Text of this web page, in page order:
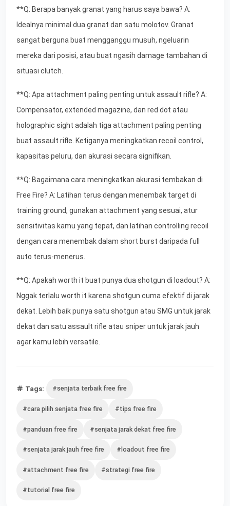
**Q: Berapa banyak granat yang harus saya bawa? A:
Idealnya minimal dua granat dan satu molotov. Granat
sangat berguna buat mengganggu musuh, ngeluarin
mereka dari posisi, atau buat ngasih damage tambahan di
situasi clutch.
**Q: Apa attachment paling penting untuk assault rifle? A:
Compensator, extended magazine, dan red dot atau
holographic sight adalah tiga attachment paling penting
buat assault rifle. Ketiganya meningkatkan recoil control,
kapasitas peluru, dan akurasi secara signifikan.
**Q: Bagaimana cara meningkatkan akurasi tembakan di
Free Fire? A: Latihan terus dengan menembak target di
training ground, gunakan attachment yang sesuai, atur
sensitivitas kamu yang tepat, dan latihan controlling recoil
dengan cara menembak dalam short burst daripada full
auto terus-menerus.
**Q: Apakah worth it buat punya dua shotgun di loadout? A:
Nggak terlalu worth it karena shotgun cuma efektif di jarak
dekat. Lebih baik punya satu shotgun atau SMG untuk jarak
dekat dan satu assault rifle atau sniper untuk jarak jauh
agar kamu lebih versatile.
Tags: #senjata terbaik free fire
#cara pilih senjata free fire #tips free fire
#panduan free fire #senjata jarak dekat free fire
#senjata jarak jauh free fire #loadout free fire
#attachment free fire #strategi free fire
#tutorial free fire